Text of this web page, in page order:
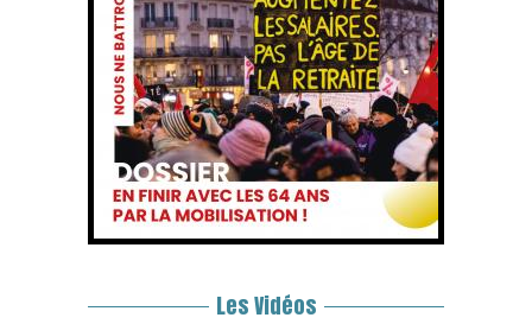
Les Vidéos